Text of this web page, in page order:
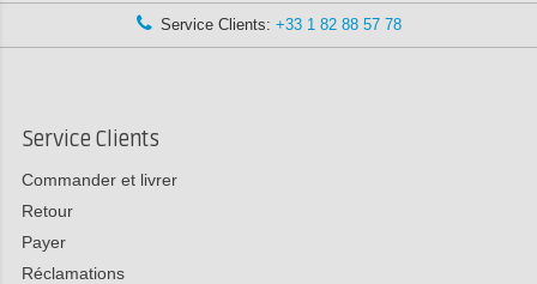
Service Clients: +33 1 82 88 57 78
Service Clients
Commander et livrer
Retour
Payer
Réclamations